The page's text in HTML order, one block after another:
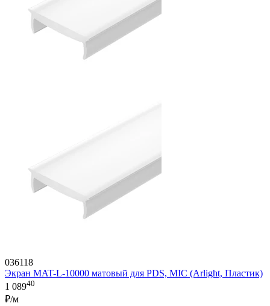
036118
Экран MAT-L-10000 матовый для PDS, MIC (Arlight, Пластик)
1 08940
₽/м